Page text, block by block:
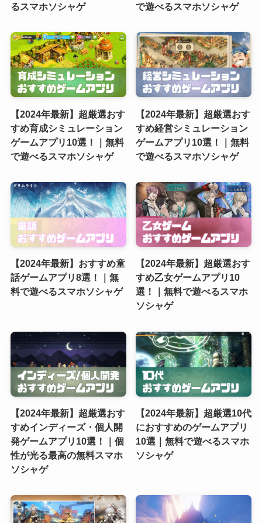
るスマホソシャゲ
で遊べるスマホソシャゲ
【2024年最新】超厳選おす
すめ育成シミュレーション
ゲームアプリ10選！｜無料
で遊べるスマホソシャゲ
【2024年最新】超厳選おす
すめ経営シミュレーション
ゲームアプリ10選！｜無料
で遊べるスマホソシャゲ
【2024年最新】おすすめ童
話ゲームアプリ8選！｜無
料で遊べるスマホソシャゲ
【2024年最新】超厳選おす
すめ乙女ゲームアプリ10
選！｜無料で遊べるスマホ
ソシャゲ
【2024年最新】超厳選おす
すめインディーズ・個人開
発ゲームアプリ10選！｜個
性が光る最高の無料スマホ
ソシャゲ
【2024年最新】超厳選10代
におすすめのゲームアプリ
10選｜無料で遊べるスマホ
ソシャゲ